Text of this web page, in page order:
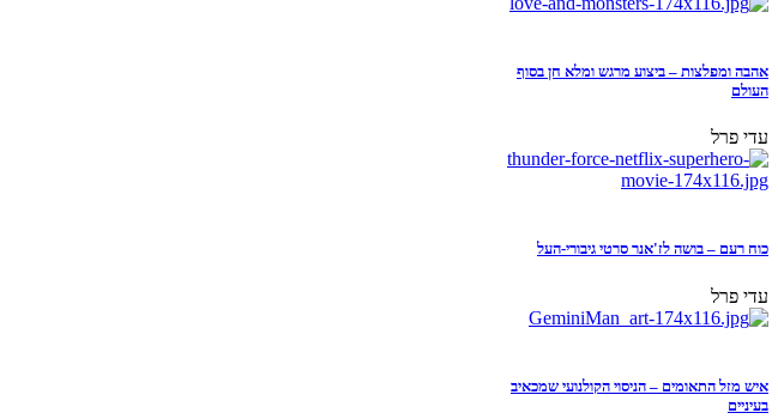
אהבה ומפלצות – ביצוע מרגש ומלא חן בסוף
העולם
עדי פרל
כוח רעם – בושה לז'אנר סרטי גיבורי-העל
עדי פרל
איש מזל התאומים – הניסוי הקולנועי שמכאיב
בעיניים